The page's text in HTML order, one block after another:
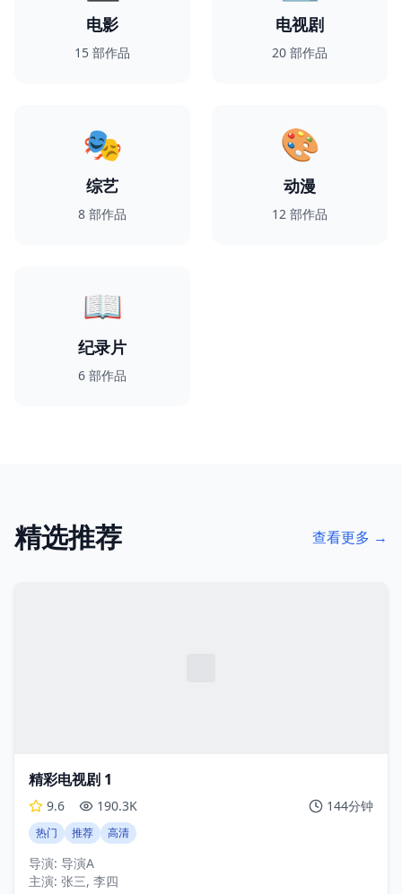
电影
15 部作品
电视剧
20 部作品
🎭
综艺
8 部作品
🎨
动漫
12 部作品
📖
纪录片
6 部作品
精选推荐 查看更多 →
精彩电视剧 1
9.6 190.3K 144分钟
热门 推荐 高清
导演: 导演A
主演: 张三, 李四